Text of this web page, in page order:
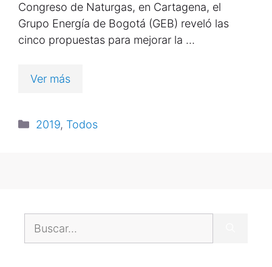
Congreso de Naturgas, en Cartagena, el
Grupo Energía de Bogotá (GEB) reveló las
cinco propuestas para mejorar la …
Ver más
2019, Todos